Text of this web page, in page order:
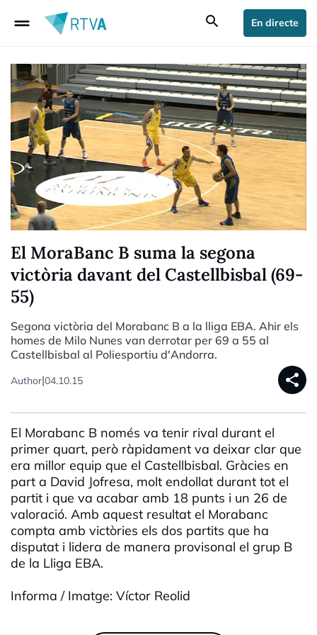
drag_handle search En directe
El MoraBanc B suma la segona
victòria davant del Castellbisbal (69-
55)
Segona victòria del Morabanc B a la lliga EBA. Ahir els
homes de Milo Nunes van derrotar per 69 a 55 al
Castellbisbal al Poliesportiu d'Andorra.
Author|04.10.15 share
El Morabanc B només va tenir rival durant el
primer quart, però ràpidament va deixar clar que
era millor equip que el Castellbisbal. Gràcies en
part a David Jofresa, molt endollat durant tot el
partit i que va acabar amb 18 punts i un 26 de
valoració. Amb aquest resultat el Morabanc
compta amb victòries els dos partits que ha
disputat i lidera de manera provisonal el grup B
de la Lliga EBA.
Informa / Imatge: Víctor Reolid